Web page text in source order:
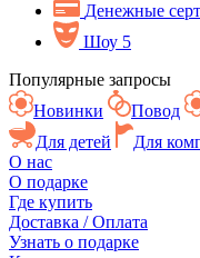
Денежные
Шоу 5
Популярные запросы
Новинки
Повод
Для детей
Для
О нас
О подарке
Где купить
Доставка / Оплата
Узнать о подарке